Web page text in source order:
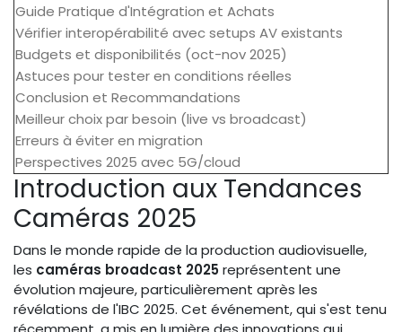
Guide Pratique d'Intégration et Achats
Vérifier interopérabilité avec setups AV existants
Budgets et disponibilités (oct-nov 2025)
Astuces pour tester en conditions réelles
Conclusion et Recommandations
Meilleur choix par besoin (live vs broadcast)
Erreurs à éviter en migration
Perspectives 2025 avec 5G/cloud
Introduction aux Tendances
Caméras 2025
Dans le monde rapide de la production audiovisuelle,
les caméras broadcast 2025représentent une
évolution majeure, particulièrement après les
révélations de l'IBC 2025. Cet événement, qui s'est tenu